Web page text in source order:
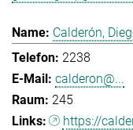
Calderón,
2238
calderon@...
245
https://